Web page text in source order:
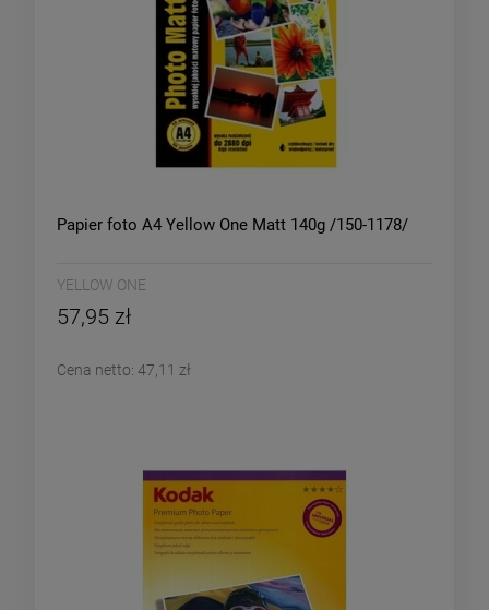
Papier foto A4 Yellow One Matt 140g /150-1178/
YELLOW ONE
57,95 zł
Cena netto: 47,11 zł